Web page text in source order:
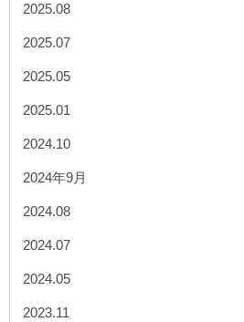
2025.08
2025.07
2025.05
2025.01
2024.10
2024年9月
2024.08
2024.07
2024.05
2023.11